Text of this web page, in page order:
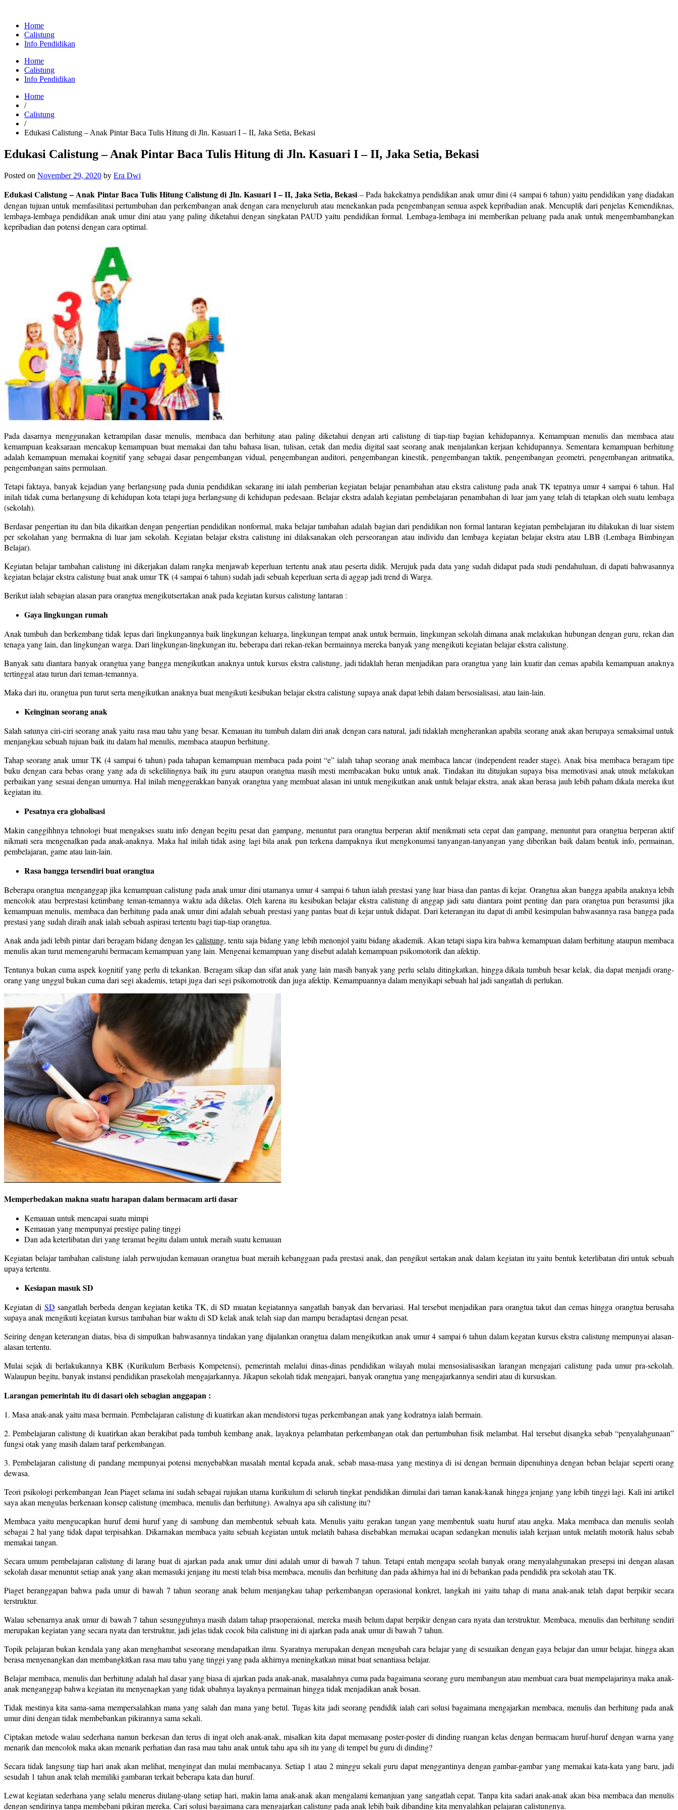
Home
Calistung
Info Pendidikan
Home
Calistung
Info Pendidikan
Home
/
Calistung
/
Edukasi Calistung – Anak Pintar Baca Tulis Hitung di Jln. Kasuari I – II, Jaka Setia, Bekasi
Edukasi Calistung – Anak Pintar Baca Tulis Hitung di Jln. Kasuari I – II, Jaka Setia, Bekasi
Posted on November 29, 2020 by Era Dwi
Edukasi Calistung – Anak Pintar Baca Tulis Hitung Calistung di Jln. Kasuari I – II, Jaka Setia, Bekasi –Pada hakekatnya pendidikan anak umur dini (4 sampai 6 tahun) yaitu pendidikan yang diadakan
dengan tujuan untuk memfasilitasi pertumbuhan dan perkembangan anak dengan cara menyeluruh atau menekankan pada pengembangan semua aspek kepribadian anak. Mencuplik dari penjelas Kemendiknas,
lembaga-lembaga pendidikan anak umur dini atau yang paling diketahui dengan singkatan PAUD yaitu pendidikan formal. Lembaga-lembaga ini memberikan peluang pada anak untuk mengembambangkan
kepribadian dan potensi dengan cara optimal.
Pada dasarnya menggunakan ketrampilan dasar menulis, membaca dan berhitung atau paling diketahui dengan arti calistung di tiap-tiap bagian kehidupannya. Kemampuan menulis dan membaca atau
kemampuan keaksaraan mencakup kemampuan buat memakai dan tahu bahasa lisan, tulisan, cetak dan media digital saat seorang anak menjalankan kerjaan kehidupannya. Sementara kemampuan berhitung
adalah kemampuan memakai kognitif yang sebagai dasar pengembangan vidual, pengembangan auditori, pengembangan kinestik, pengembangan taktik, pengembangan geometri, pengembangan aritmatika,
pengembangan sains permulaan.
Tetapi faktaya, banyak kejadian yang berlangsung pada dunia pendidikan sekarang ini ialah pemberian kegiatan belajar penambahan atau ekstra calistung pada anak TK tepatnya umur 4 sampai 6 tahun. Hal
inilah tidak cuma berlangsung di kehidupan kota tetapi juga berlangsung di kehidupan pedesaan. Belajar ekstra adalah kegiatan pembelajaran penambahan di luar jam yang telah di tetapkan oleh suatu lembaga
(sekolah).
Berdasar pengertian itu dan bila dikaitkan dengan pengertian pendidikan nonformal, maka belajar tambahan adalah bagian dari pendidikan non formal lantaran kegiatan pembelajaran itu dilakukan di luar sistem
per sekolahan yang bermakna di luar jam sekolah. Kegiatan belajar ekstra calistung ini dilaksanakan oleh perseorangan atau individu dan lembaga kegiatan belajar ekstra atau LBB (Lembaga Bimbingan
Belajar).
Kegiatan belajar tambahan calistung ini dikerjakan dalam rangka menjawab keperluan tertentu anak atau peserta didik. Merujuk pada data yang sudah didapat pada studi pendahuluan, di dapati bahwasannya
kegiatan belajar ekstra calistung buat anak umur TK (4 sampai 6 tahun) sudah jadi sebuah keperluan serta di aggap jadi trend di Warga.
Berikut ialah sebagian alasan para orangtua mengikutsertakan anak pada kegiatan kursus calistung lantaran :
Gaya lingkungan rumah
Anak tumbuh dan berkembang tidak lepas dari lingkungannya baik lingkungan keluarga, lingkungan tempat anak untuk bermain, lingkungan sekolah dimana anak melakukan hubungan dengan guru, rekan dan
tenaga yang lain, dan lingkungan warga. Dari lingkungan-lingkungan itu, beberapa dari rekan-rekan bermainnya mereka banyak yang mengikuti kegiatan belajar ekstra calistung.
Banyak satu diantara banyak orangtua yang bangga mengikutkan anaknya untuk kursus ekstra calistung, jadi tidaklah heran menjadikan para orangtua yang lain kuatir dan cemas apabila kemampuan anaknya
tertinggal atau turun dari teman-temannya.
Maka dari itu, orangtua pun turut serta mengikutkan anaknya buat mengikuti kesibukan belajar ekstra calistung supaya anak dapat lebih dalam bersosialisasi, atau lain-lain.
Keinginan seorang anak
Salah satunya ciri-ciri seorang anak yaitu rasa mau tahu yang besar. Kemauan itu tumbuh dalam diri anak dengan cara natural, jadi tidaklah mengherankan apabila seorang anak akan berupaya semaksimal untuk
menjangkau sebuah tujuan baik itu dalam hal menulis, membaca ataupun berhitung.
Tahap seorang anak umur TK (4 sampai 6 tahun) pada tahapan kemampuan membaca pada point “e” ialah tahap seorang anak membaca lancar (independent reader stage). Anak bisa membaca beragam tipe
buku dengan cara bebas orang yang ada di sekelilingnya baik itu guru ataupun orangtua masih mesti membacakan buku untuk anak. Tindakan itu ditujukan supaya bisa memotivasi anak utnuk melakukan
perbaikan yang sesuai dengan umurnya. Hal inilah menggerakkan banyak orangtua yang membuat alasan ini untuk mengikutkan anak untuk belajar ekstra, anak akan berasa jauh lebih paham dikala mereka ikut
kegiatan itu.
Pesatnya era globalisasi
Makin canggihhnya tehnologi buat mengakses suatu info dengan begitu pesat dan gampang, menuntut para orangtua berperan aktif menikmati seta cepat dan gampang, menuntut para orangtua berperan aktif
nikmati sera mengenalkan pada anak-anaknya. Maka hal inilah tidak asing lagi bila anak pun terkena dampaknya ikut mengkonumsi tanyangan-tanyangan yang diberikan baik dalam bentuk info, permainan,
pembelajaran, game atau lain-lain.
Rasa bangga tersendiri buat orangtua
Beberapa orangtua menganggap jika kemampuan calistung pada anak umur dini utamanya umur 4 sampai 6 tahun ialah prestasi yang luar biasa dan pantas di kejar. Orangtua akan bangga apabila anaknya lebih
mencolok atau berprestasi ketimbang teman-temannya waktu ada dikelas. Oleh karena itu kesibukan belajar ekstra calistung di anggap jadi satu diantara point penting dan para orangtua pun berasumsi jika
kemampuan menulis, membaca dan berhitung pada anak umur dini adalah sebuah prestasi yang pantas buat di kejar untuk didapat. Dari keterangan itu dapat di ambil kesimpulan bahwasannya rasa bangga pada
prestasi yang sudah diraih anak ialah sebuah aspirasi tertentu bagi tiap-tiap orangtua.
Anak anda jadi lebih pintar dari beragam bidang dengan lescalistung, tentu saja bidang yang lebih menonjol yaitu bidang akademik. Akan tetapi siapa kira bahwa kemampuan dalam berhitung ataupun membaca
menulis akan turut memengaruhi bermacam kemampuan yang lain. Mengenai kemampuan yang disebut adalah kemampuan psikomotorik dan afektip.
Tentunya bukan cuma aspek kognitif yang perlu di tekankan. Beragam sikap dan sifat anak yang lain masih banyak yang perlu selalu ditingkatkan, hingga dikala tumbuh besar kelak, dia dapat menjadi orang-
orang yang unggul bukan cuma dari segi akademis, tetapi juga dari segi psikomotrotik dan juga afektip. Kemampuannya dalam menyikapi sebuah hal jadi sangatlah di perlukan.
Memperbedakan makna suatu harapan dalam bermacam arti dasar
Kemauan untuk mencapai suatu mimpi
Kemauan yang mempunyai prestige paling tinggi
Dan ada keterlibatan diri yang teramat begitu dalam untuk meraih suatu kemauan
Kegiatan belajar tambahan calistung ialah perwujudan kemauan orangtua buat meraih kebanggaan pada prestasi anak, dan pengikut sertakan anak dalam kegiatan itu yaitu bentuk keterlibatan diri untuk sebuah
upaya tertentu.
Kesiapan masuk SD
Kegiatan di SD sangatlah berbeda dengan kegiatan ketika TK, di SD muatan kegiatannya sangatlah banyak dan bervariasi. Hal tersebut menjadikan para orangtua takut dan cemas hingga orangtua berusaha
supaya anak mengikuti kegiatan kursus tambahan biar waktu di SD kelak anak telah siap dan mampu beradaptasi dengan pesat.
Seiring dengan keterangan diatas, bisa di simpulkan bahwasannya tindakan yang dijalankan orangtua dalam mengikutkan anak umur 4 sampai 6 tahun dalam kegatan kursus ekstra calistung mempunyai alasan-
alasan tertentu.
Mulai sejak di berlakukannya KBK (Kurikulum Berbasis Kompetensi), pemerintah melalui dinas-dinas pendidikan wilayah mulai mensosialisasikan larangan mengajari calistung pada umur pra-sekolah.
Walaupun begitu, banyak instansi pendidikan prasekolah mengajarkannya. Jikapun sekolah tidak mengajari, banyak orangtua yang mengajarkannya sendiri atau di kursuskan.
Larangan pemerintah itu di dasari oleh sebagian anggapan :
1. Masa anak-anak yaitu masa bermain. Pembelajaran calistung di kuatirkan akan mendistorsi tugas perkembangan anak yang kodratnya ialah bermain.
2. Pembelajaran calistung di kuatirkan akan berakibat pada tumbuh kembang anak, layaknya pelambatan perkembangan otak dan pertumbuhan fisik melambat. Hal tersebut disangka sebab “penyalahgunaan”
fungsi otak yang masih dalam taraf perkembangan.
3. Pembelajaran calistung di pandang mempunyai potensi menyebabkan masalah mental kepada anak, sebab masa-masa yang mestinya di isi dengan bermain dipenuhinya dengan beban belajar seperti orang
dewasa.
Teori psikologi perkembangan Jean Piaget selama ini sudah sebagai rujukan utama kurikulum di seluruh tingkat pendidikan dimulai dari taman kanak-kanak hingga jenjang yang lebih tinggi lagi. Kali ini artikel
saya akan mengulas berkenaan konsep calistung (membaca, menulis dan berhitung). Awalnya apa sih calistung itu?
Membaca yaitu mengucapkan huruf demi huruf yang di sambung dan membentuk sebuah kata. Menulis yaitu gerakan tangan yang membentuk suatu huruf atau angka. Maka membaca dan menulis seolah
sebagai 2 hal yang tidak dapat terpisahkan. Dikarnakan membaca yaitu sebuah kegiatan untuk melatih bahasa disebabkan memakai ucapan sedangkan menulis ialah kerjaan untuk melatih motorik halus sebab
memakai tangan.
Secara umum pembelajaran calistung di larang buat di ajarkan pada anak umur dini adalah umur di bawah 7 tahun. Tetapi entah mengapa seolah banyak orang menyalahgunakan presepsi ini dengan alasan
sekolah dasar menuntut setiap anak yang akan memasuki jenjang itu mesti telah bisa membaca, menulis dan berhitung dan pada akhirnya hal ini di bebankan pada pendidik pra sekolah atau TK.
Piaget beranggapan bahwa pada umur di bawah 7 tahun seorang anak belum menjangkau tahap perkembangan operasional konkret, langkah ini yaitu tahap di mana anak-anak telah dapat berpikir secara
terstruktur.
Walau sebenarnya anak umur di bawah 7 tahun sesungguhnya masih dalam tahap praoperaional, mereka masih belum dapat berpikir dengan cara nyata dan terstruktur. Membaca, menulis dan berhitung sendiri
merupakan kegiatan yang secara nyata dan terstruktur, jadi jelas tidak cocok bila calistung ini di ajarkan pada anak umur di bawah 7 tahun.
Topik pelajaran bukan kendala yang akan menghambat seseorang mendapatkan ilmu. Syaratnya merupakan dengan mengubah cara belajar yang di sesuaikan dengan gaya belajar dan umur belajar, hingga akan
berasa menyenangkan dan membangkitkan rasa mau tahu yang tinggi yang pada akhirnya meningkatkan minat buat senantiasa belajar.
Belajar membaca, menulis dan berhitung adalah hal dasar yang biasa di ajarkan pada anak-anak, masalahnya cuma pada bagaimana seorang guru membangun atau membuat cara buat mempelajarinya maka anak-
anak menganggap bahwa kegiatan itu menyenagkan yang tidak ubahnya layaknya permainan hingga tidak menjadikan anak bosan.
Tidak mestinya kita sama-sama mempersalahkan mana yang salah dan mana yang betul. Tugas kita jadi seorang pendidik ialah cari solusi bagaimana mengajarkan membaca, menulis dan berhitung pada anak
umur dini dengan tidak membebankan pikirannya sama sekali.
Ciptakan metode walau sederhana namun berkesan dan terus di ingat oleh anak-anak, misalkan kita dapat memasang poster-poster di dinding ruangan kelas dengan bermacam huruf-huruf dengan warna yang
menarik dan mencolok maka akan menarik perhatian dan rasa mau tahu anak untuk tahu apa sih itu yang di tempel bu guru di dinding?
Secara tidak langsung tiap hari anak akan melihat, mengingat dan mulai membacanya. Setiap 1 atau 2 minggu sekali guru dapat menggantinya dengan gambar-gambar yang memakai kata-kata yang baru, jadi
sesudah 1 tahun anak telah memiliki gambaran terkait beberapa kata dan huruf.
Lewat kegiatan sederhana yang selalu menerus diulang-ulang setiap hari, makin lama anak-anak akan mengalami kemanjuan yang sangatlah cepat. Tanpa kita sadari anak-anak akan bisa membaca dan menulis
dengan sendirinya tanpa membebani pikiran mereka. Cari solusi bagaimana cara mengajarkan calistung pada anak lebih baik dibanding kita menyalahkan pelajaran calistungnya.